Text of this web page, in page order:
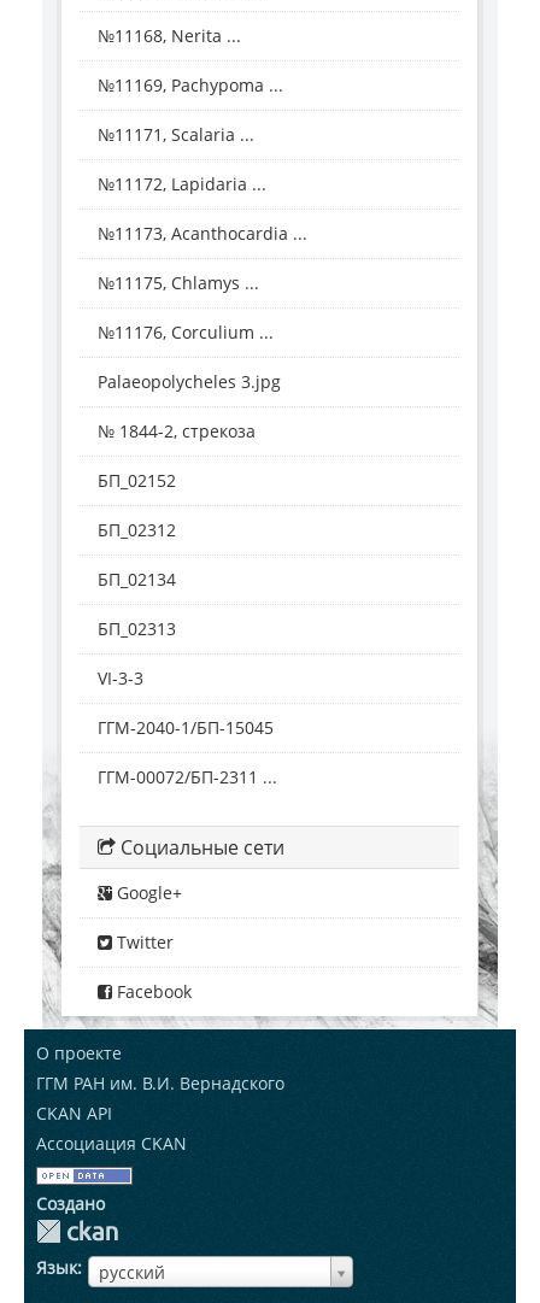
№11168, Nerita ...
№11169, Pachypoma ...
№11171, Scalaria ...
№11172, Lapidaria ...
№11173, Acanthocardia ...
№11175, Chlamys ...
№11176, Corculium ...
Palaeopolycheles 3.jpg
№ 1844-2, стрекоза
БП_02152
БП_02312
БП_02134
БП_02313
VI-3-3
ГГМ-2040-1/БП-15045
ГГМ-00072/БП-2311 ...
Социальные сети
Google+
Twitter
Facebook
О проекте
ГГМ РАН им. В.И. Вернадского
CKAN API
Ассоциация CKAN
Создано
Язык русский
ЯзыкЯзык